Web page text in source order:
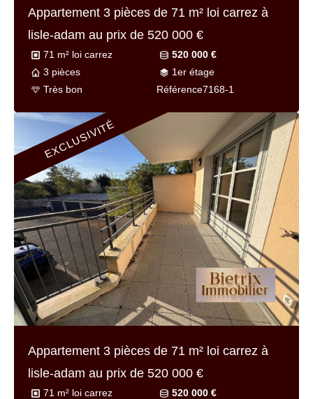
Appartement 3 pièces de 71 m² loi carrez à
lisle-adam au prix de 520 000 €
71 m² loi carrez
520 000 €
3 pièces
1er étage
Très bon
Référence7168-1
EXCLUSIVITÉ
Appartement 3 pièces de 71 m² loi carrez à
lisle-adam au prix de 520 000 €
71 m² loi carrez
520 000 €